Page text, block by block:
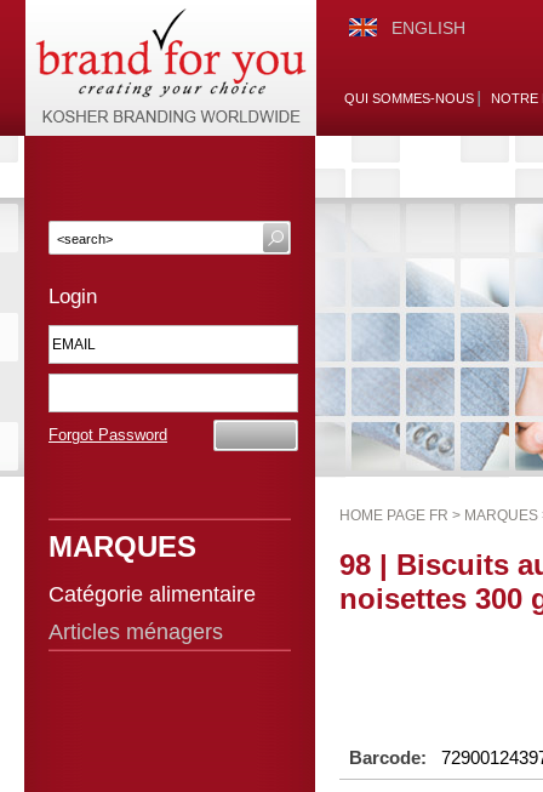
ENGLISH
QUI SOMMES-NOUS NOTRE
Login
Forgot Password
MARQUES
Catégorie alimentaire
Articles ménagers
HOME PAGE FR > MARQUES
98 | Biscuits
noisettes 300
Barcode: